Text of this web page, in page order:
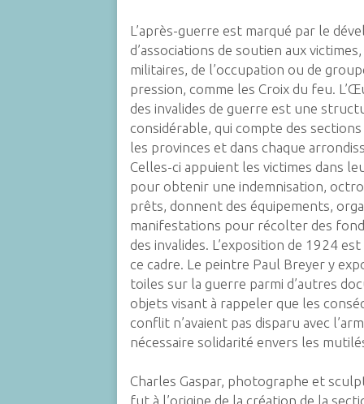
L’après-guerre est marqué par le
d’associations de soutien aux
militaires, de l’occupation ou de
pression, comme les Croix du feu.
des invalides de guerre est une
considérable, qui compte des
les provinces et dans chaque
Celles-ci appuient les victimes dans
pour obtenir une indemnisation,
prêts, donnent des équipements,
manifestations pour récolter des
des invalides. L’exposition de 1924
ce cadre. Le peintre Paul Breyer y
toiles sur la guerre parmi d’autres
objets visant à rappeler que les
conflit n’avaient pas disparu avec
nécessaire solidarité envers les
Charles Gaspar, photographe et
fut à l’origine de la création de la